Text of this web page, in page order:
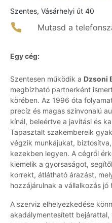
Szentes, Vásárhelyi út 40
Mutasd a
Egy cég:
Szentesen működik a Dzsoni
megbízható partnerként
körében. Az 1996 óta
precíz és magas színvonalú
kínál, beleértve a javítási és
Tapasztalt szakembereik
végzik munkájukat,
kezekben legyen. A cégről
kiemelik a gyorsaságot,
korrekt, átlátható árazást,
hozzájárulnak a vállalkozás jó
A szerviz elhelyezkedése
akadálymentesített bejárattal,